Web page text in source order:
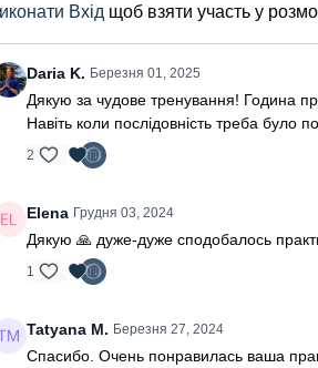
Вхід щоб взяти участь у
Daria K. Березня 01, 2025
Дякую за чудове тренування! Година
Навіть коли послідовність треба було
2
Elena Грудня 03, 2024
Дякую 🙏 дуже-дуже сподобалось
1
Tatyana M. Березня 27, 2024
Спасибо. Очень понравилась ваша